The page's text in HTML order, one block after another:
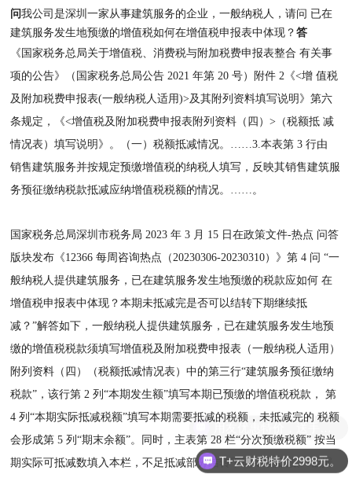
问我公司是深圳一家从事建筑服务的企业，一般纳税人，请问 已在
建筑服务发生地预缴的增值税如何在增值税申报表中体现？答
《国家税务总局关于增值税、消费税与附加税费申报表整合 有关事
项的公告》（国家税务总局公告 2021 年第 20 号）附件 2《<增 值税
及附加税费申报表(一般纳税人适用)>及其附列资料填写说明》第六
条规定，《<增值税及附加税费申报表附列资料（四）>（税额抵 减
情况表）填写说明》。（一）税额抵减情况。……3.本表第 3 行由
销售建筑服务并按规定预缴增值税的纳税人填写，反映其销售建筑服
务预征缴纳税款抵减应纳增值税税额的情况。……。
国家税务总局深圳市税务局 2023 年 3 月 15 日在政策文件-热点 问答
版块发布《12366 每周咨询热点（20230306-20230310）》第 4 问 “一
般纳税人提供建筑服务，已在建筑服务发生地预缴的税款应如何 在
增值税申报表中体现？本期未抵减完是否可以结转下期继续抵
减？”解答如下，一般纳税人提供建筑服务，已在建筑服务发生地预
缴的增值税税款须填写增值税及附加税费申报表（一般纳税人适用）
附列资料（四）（税额抵减情况表）中的第三行“建筑服务预征缴纳
税款”，该行第 2 列“本期发生额”填写本期已预缴的增值税税款， 第
4 列“本期实际抵减税额”填写本期需要抵减的税额，未抵减完的 税额
会形成第 5 列“期末余额”。同时，主表第 28 栏“分次预缴税额” 按当
期实际可抵减数填入本栏，不足抵减部分结转下期继续抵减。 根据
T+云财税特价2998元。
用友优惠特价，送手机话费，送礼品。